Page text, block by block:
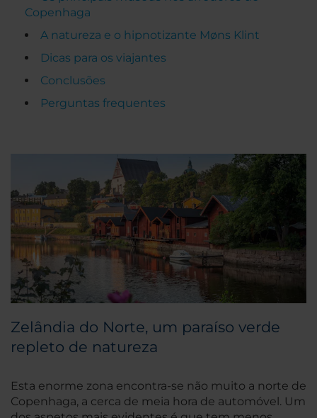
Copenhaga
A natureza e o hipnotizante Møns Klint
Dicas para os viajantes
Conclusões
Perguntas frequentes
Zelândia do Norte, um paraíso verde
repleto de natureza
Esta enorme zona encontra-se não muito a norte de
Copenhaga, a cerca de meia hora de automóvel. Um